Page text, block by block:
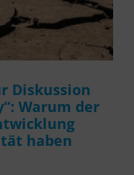
Diskussion
Warum der
haben